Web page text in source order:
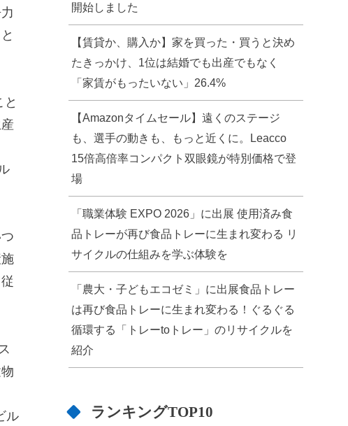
ル
開始しました
【賃貸か、購入か】家を買った・買うと決め
たきっかけ、1位は結婚でも出産でもなく
「家賃がもったいない」26.4%
【Amazonタイムセール】遠くのステージ
も、選手の動きも、もっと近くに。Leacco
15倍高倍率コンパクト双眼鏡が特別価格で登
場
「職業体験 EXPO 2026」に出展 使用済み食
品トレーが再び食品トレーに生まれ変わる リ
サイクルの仕組みを学ぶ体験を
「農大・子どもエコゼミ」に出展食品トレー
は再び食品トレーに生まれ変わる！ぐるぐる
循環する「トレーtoトレー」のリサイクルを
紹介
ランキングTOP10